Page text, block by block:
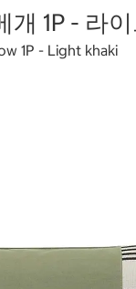
개 1P - 라
1P - Light khaki